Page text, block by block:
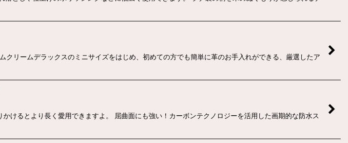
リームデラックスのミニサイズをはじめ、初めての方でも簡単に革のお手入れができる、厳選したア
けるとより長く愛用できますよ。 屈曲面にも強い！カーボンテクノロジーを活用した画期的な防水ス